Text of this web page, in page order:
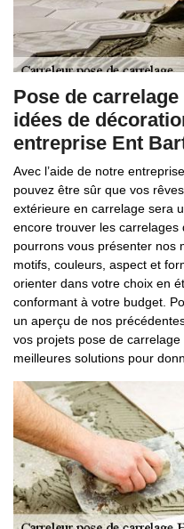
Pose de
idées de
entreprise Ent
Avec l’aide de notre
pouvez être sûr que vos
extérieure en carrelage sera
encore trouver les
pourrons vous présenter nos
motifs, couleurs, aspect et
orienter dans votre choix en
conformant à votre budget.
un aperçu de nos
vos projets pose de
meilleures solutions pour